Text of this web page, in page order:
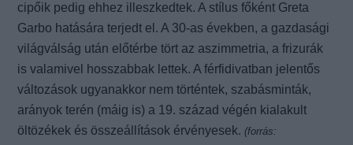
cipőik pedig ehhez illeszkedtek. A stílus főként Greta
Garbo hatására terjedt el. A 30-as években, a gazdasági
világválság után előtérbe tört az aszimmetria, a frizurák
is valamivel hosszabbak lettek. A férfidivatban jelentős
változások ugyanakkor nem történtek, szabásminták,
arányok terén (máig is) a 19. század végén kialakult
öltözékek és összeállítások érvényesek.(forrás: